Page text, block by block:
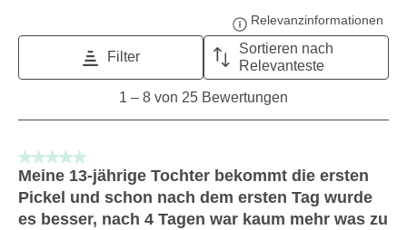
Relevanzinformationen
Filter
Sortieren nach
Relevanteste
von
25
Bewertungen.
1 – 8 von 25 Bewertungen
5 von 5 Sternen.
Meine 13-jährige Tochter bekommt die ersten
Pickel und schon nach dem ersten Tag wurde
es besser, nach 4 Tagen war kaum mehr was zu